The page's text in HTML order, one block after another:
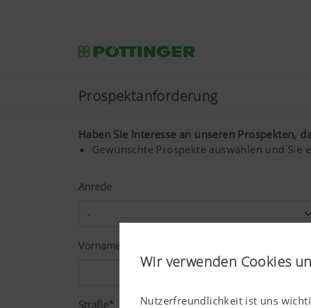
Wir verwenden Cookies
Nutzerfreundlichkeit ist uns
Prospektanforderung
Haben Sie Interesse an unseren Prospekten,
Gewünschte Prospekte auswählen und Sie
Anrede
Vorname*
Straße*